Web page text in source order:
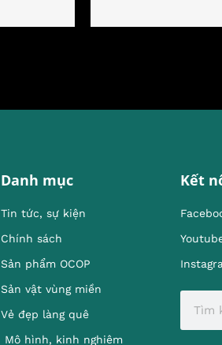
Danh mục
Tin tức, sự kiện
Chính sách
Sản phẩm OCOP
Sản vật vùng miền
Vẻ đẹp làng quê
Mô hình, kinh nghiêm
Kết